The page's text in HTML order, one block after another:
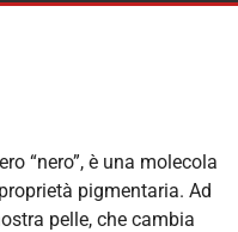
“nero”, è una molecola
pigmentaria. Ad
pelle, che cambia